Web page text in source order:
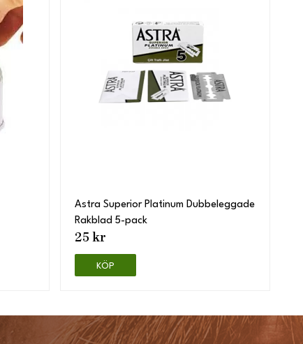
Astra Superior Platinum Dubbeleggade
Rakblad 5-pack
25 kr
KÖP